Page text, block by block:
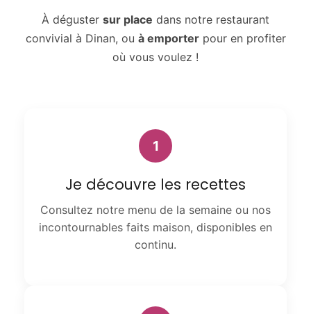
À déguster sur place dans notre restaurant
convivial à Dinan, ou à emporterpour en profiter
où vous voulez !
1
Je découvre les recettes
Consultez notre menu de la semaine ou nos
incontournables faits maison, disponibles en
continu.